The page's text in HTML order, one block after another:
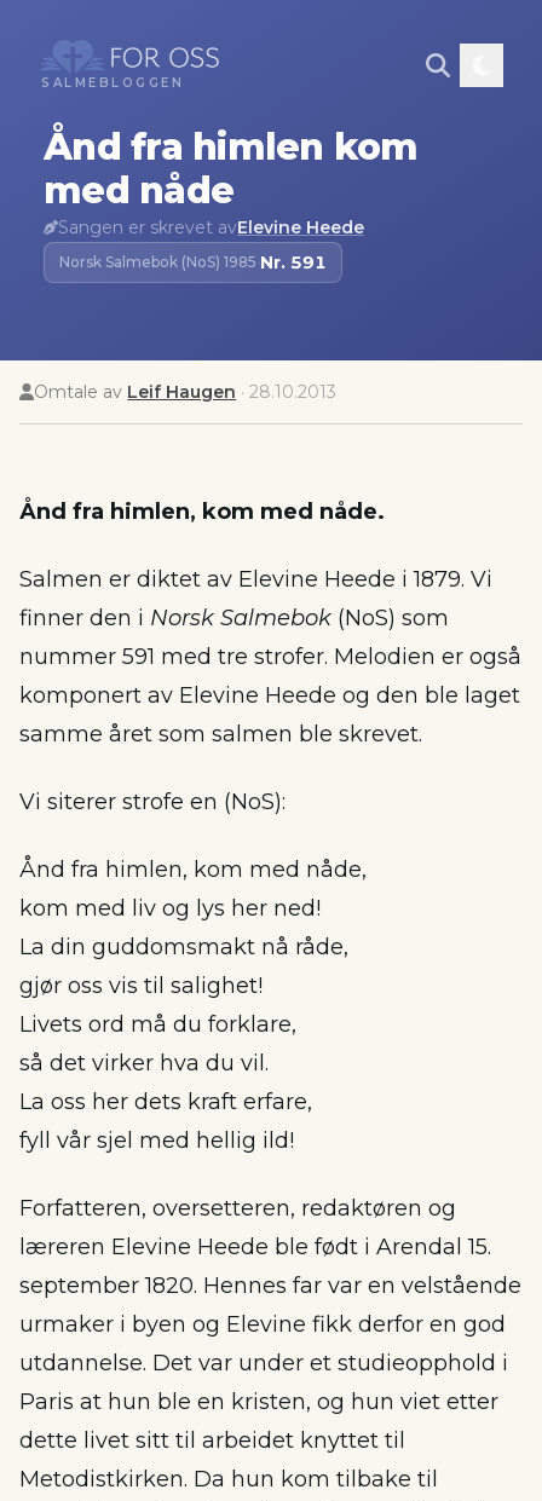
SALMEBLOGGEN
Ånd fra himlen kom
med nåde
Sangen er skrevet avElevine Heede
Norsk Salmebok (NoS) 1985·Nr. 591
Omtale av Leif Haugen ·28.10.2013
Ånd fra himlen, kom med nåde.
Salmen er diktet av Elevine Heede i 1879. Vi
finner den i Norsk Salmebok (NoS) som
nummer 591 med tre strofer. Melodien er også
komponert av Elevine Heede og den ble laget
samme året som salmen ble skrevet.
Vi siterer strofe en (NoS):
Ånd fra himlen, kom med nåde,
kom med liv og lys her ned!
La din guddomsmakt nå råde,
gjør oss vis til salighet!
Livets ord må du forklare,
så det virker hva du vil.
La oss her dets kraft erfare,
fyll vår sjel med hellig ild!
Forfatteren, oversetteren, redaktøren og
læreren Elevine Heede ble født i Arendal 15.
september 1820. Hennes far var en velstående
urmaker i byen og Elevine fikk derfor en god
utdannelse. Det var under et studieopphold i
Paris at hun ble en kristen, og hun viet etter
dette livet sitt til arbeidet knyttet til
Metodistkirken. Da hun kom tilbake til